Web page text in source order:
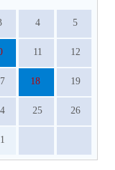
4 5
11 12
18 19
25 26